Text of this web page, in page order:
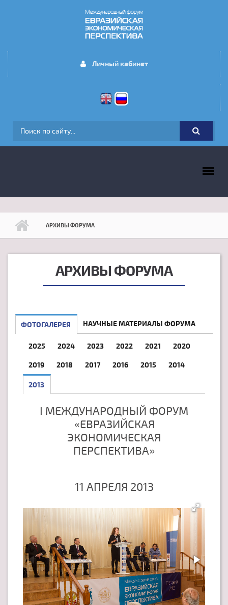
Личный кабинет
ФОРМА ПОИСКА
АРХИВЫ ФОРУМА
АРХИВЫ ФОРУМА
ФОТОГАЛЕРЕЯ НАУЧНЫЕ МАТЕРИАЛЫ ФОРУМА
2025 2024 2023 2022 2021 2020
2019 2018 2017 2016 2015 2014
2013
I МЕЖДУНАРОДНЫЙ ФОРУМ
«ЕВРАЗИЙСКАЯ
ЭКОНОМИЧЕСКАЯ
ПЕРСПЕКТИВА»
11 АПРЕЛЯ 2013